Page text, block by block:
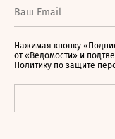
Нажимая кнопку
от «Ведомости» и
Политику по защите